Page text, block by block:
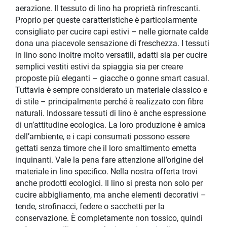
aerazione. Il tessuto di lino ha proprietà rinfrescanti.
Proprio per queste caratteristiche è particolarmente
consigliato per cucire capi estivi – nelle giornate calde
dona una piacevole sensazione di freschezza. I tessuti
in lino sono inoltre molto versatili, adatti sia per cucire
semplici vestiti estivi da spiaggia sia per creare
proposte più eleganti – giacche o gonne smart casual.
Tuttavia è sempre considerato un materiale classico e
di stile – principalmente perché è realizzato con fibre
naturali. Indossare tessuti di lino è anche espressione
di un’attitudine ecologica. La loro produzione è amica
dell’ambiente, e i capi consumati possono essere
gettati senza timore che il loro smaltimento emetta
inquinanti. Vale la pena fare attenzione all’origine del
materiale in lino specifico. Nella nostra offerta trovi
anche prodotti ecologici. Il lino si presta non solo per
cucire abbigliamento, ma anche elementi decorativi –
tende, strofinacci, federe o sacchetti per la
conservazione. È completamente non tossico, quindi